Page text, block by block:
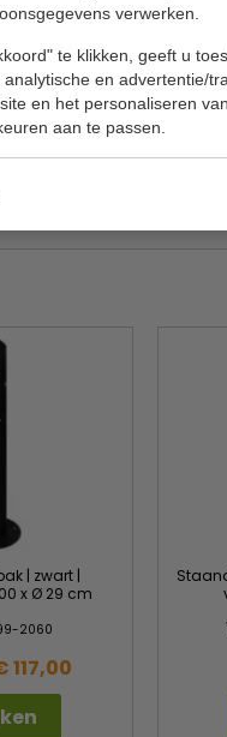
verwerken.
te klikken, geeft u
en advertentie/
en het personaliseren
aan te passen.
te legen via de voorklep.
| zwart |
x Ø 29 cm
2060
117,00